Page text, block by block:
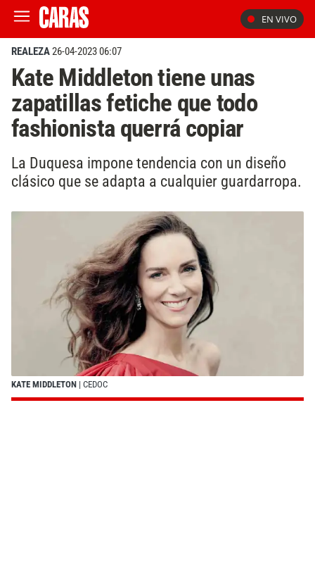
EN VIVO
REALEZA26-04-2023 06:07
Kate Middleton tiene unas
zapatillas fetiche que todo
fashionista querrá copiar
La Duquesa impone tendencia con un diseño
clásico que se adapta a cualquier guardarropa.
KATE MIDDLETON | CEDOC